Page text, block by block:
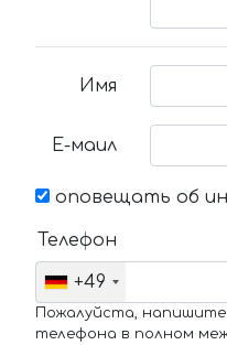
Имя
Е-маил
оповещать об
Телефон
+49
Пожалуйста,
телефона в полном